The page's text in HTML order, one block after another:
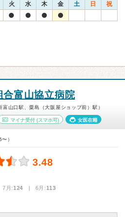
火 水 木 金 土 日 祝
合富山協立病院
山口駅、粟島（大阪屋ショップ前）駅）
マイナ受付 (スマホ可) 女医在籍
）
3.48
7月:124 | 6月:113